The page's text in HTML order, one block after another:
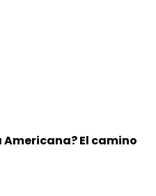
Americana? El camino